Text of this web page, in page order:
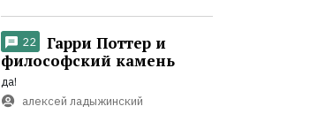
22
Гарри Поттер и
философский камень
да!
алексей ладыжинский